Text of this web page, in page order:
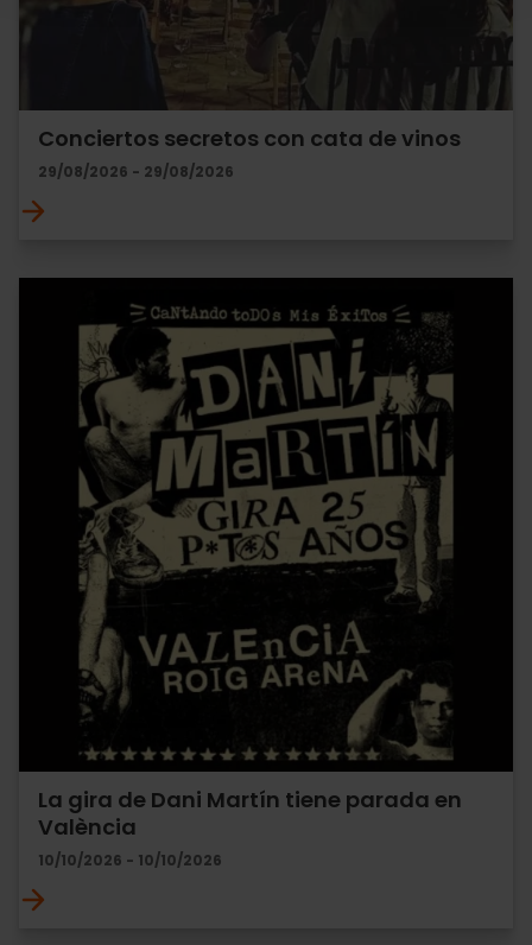
Conciertos secretos con cata de vinos
29/08/2026 - 29/08/2026
La gira de Dani Martín tiene parada en
València
10/10/2026 - 10/10/2026